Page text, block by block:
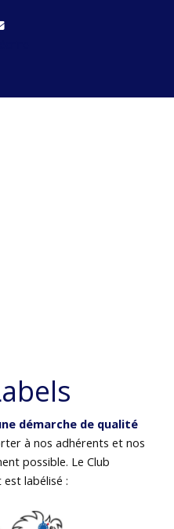
démarche de qualité
à nos adhérents et nos
possible. Le Club
labélisé :